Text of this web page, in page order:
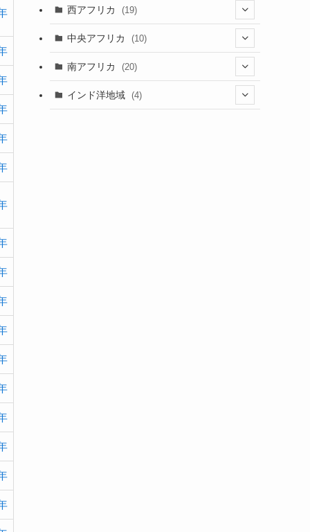
(3)
(5)
(5)
(35)
(12)
(1)
(4)
(5)
(15)
(5)
(1)
(1)
(1)
(5)
(21)
(6)
(1)
(1)
(6)
(7)
(7)
(6)
(3)
西アフリカ (19)
(1)
(1)
中央アフリカ (10)
(1)
(2)
南アフリカ (20)
(1)
インド洋地域 (4)